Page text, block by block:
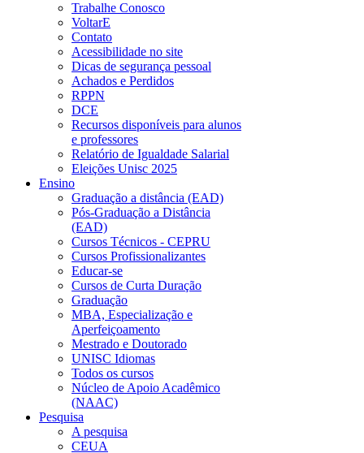
Trabalhe Conosco
VoltarE
Contato
Acessibilidade no site
Dicas de segurança pessoal
Achados e Perdidos
RPPN
DCE
Recursos disponíveis para alunos
e professores
Relatório de Igualdade Salarial
Eleições Unisc 2025
Ensino
Graduação a distância (EAD)
Pós-Graduação a Distância
(EAD)
Cursos Técnicos - CEPRU
Cursos Profissionalizantes
Educar-se
Cursos de Curta Duração
Graduação
MBA, Especialização e
Aperfeiçoamento
Mestrado e Doutorado
UNISC Idiomas
Todos os cursos
Núcleo de Apoio Acadêmico
(NAAC)
Pesquisa
A pesquisa
CEUA